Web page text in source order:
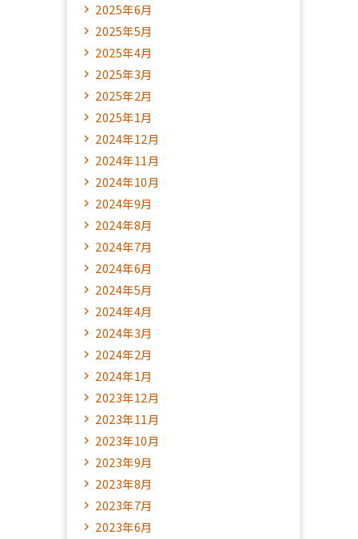
2025年6月
2025年5月
2025年4月
2025年3月
2025年2月
2025年1月
2024年12月
2024年11月
2024年10月
2024年9月
2024年8月
2024年7月
2024年6月
2024年5月
2024年4月
2024年3月
2024年2月
2024年1月
2023年12月
2023年11月
2023年10月
2023年9月
2023年8月
2023年7月
2023年6月